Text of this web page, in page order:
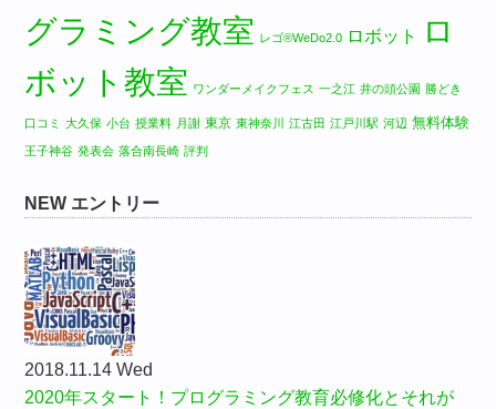
グラミング教室 レゴ®WeDo2.0 ロボット
ロ
ボット教室 ワンダーメイクフェス 一之江 井の頭公園 勝どき
口コミ 大久保 小台 授業料 月謝 東京 東神奈川 江古田 江戸川駅 河辺 無料体験
王子神谷 発表会 落合南長崎 評判
NEW エントリー
2018.11.14 Wed
2020年スタート！プログラミング教育必修化とそれが